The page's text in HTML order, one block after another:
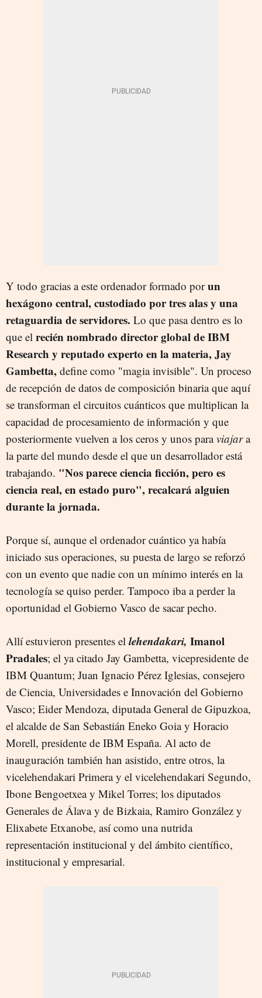
Y todo gracias a este ordenador formado porun
hexágono central, custodiado por tres alas y una
retaguardia de servidores. Lo que pasa dentro es lo
que el recién nombrado director global de IBM
Research y reputado experto en la materia, Jay
Gambetta, define como "magia invisible". Un proceso
de recepción de datos de composición binaria que aquí
se transforman el circuitos cuánticos que multiplican la
capacidad de procesamiento de información y que
posteriormente vuelven a los ceros y unos paraviajara
la parte del mundo desde el que un desarrollador está
trabajando. "Nos parece ciencia ficción, pero es
ciencia real, en estado puro", recalcará alguien
durante la jornada.
Porque sí, aunque el ordenador cuántico ya había
iniciado sus operaciones, su puesta de largo se reforzó
con un evento que nadie con un mínimo interés en la
tecnología se quiso perder. Tampoco iba a perder la
oportunidad el Gobierno Vasco de sacar pecho.
Allí estuvieron presentes el lehendakari, Imanol
Pradales; el ya citado Jay Gambetta, vicepresidente de
IBM Quantum; Juan Ignacio Pérez Iglesias, consejero
de Ciencia, Universidades e Innovación del Gobierno
Vasco; Eider Mendoza, diputada General de Gipuzkoa,
el alcalde de San Sebastián Eneko Goia y Horacio
Morell, presidente de IBM España. Al acto de
inauguración también han asistido, entre otros, la
vicelehendakari Primera y el vicelehendakari Segundo,
Ibone Bengoetxea y Mikel Torres; los diputados
Generales de Álava y de Bizkaia, Ramiro González y
Elixabete Etxanobe, así como una nutrida
representación institucional y del ámbito científico,
institucional y empresarial.